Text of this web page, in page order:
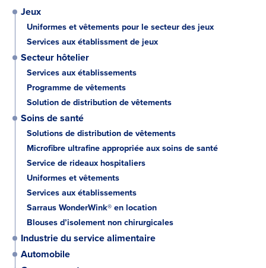
Jeux
Uniformes et vêtements pour le secteur des jeux
Services aux établissment de jeux
Secteur hôtelier
Services aux établissements
Programme de vêtements
Solution de distribution de vêtements
Soins de santé
Solutions de distribution de vêtements
Microfibre ultrafine appropriée aux soins de santé
Service de rideaux hospitaliers
Uniformes et vêtements
Services aux établissements
Sarraus WonderWink® en location
Blouses d’isolement non chirurgicales
Industrie du service alimentaire
Automobile